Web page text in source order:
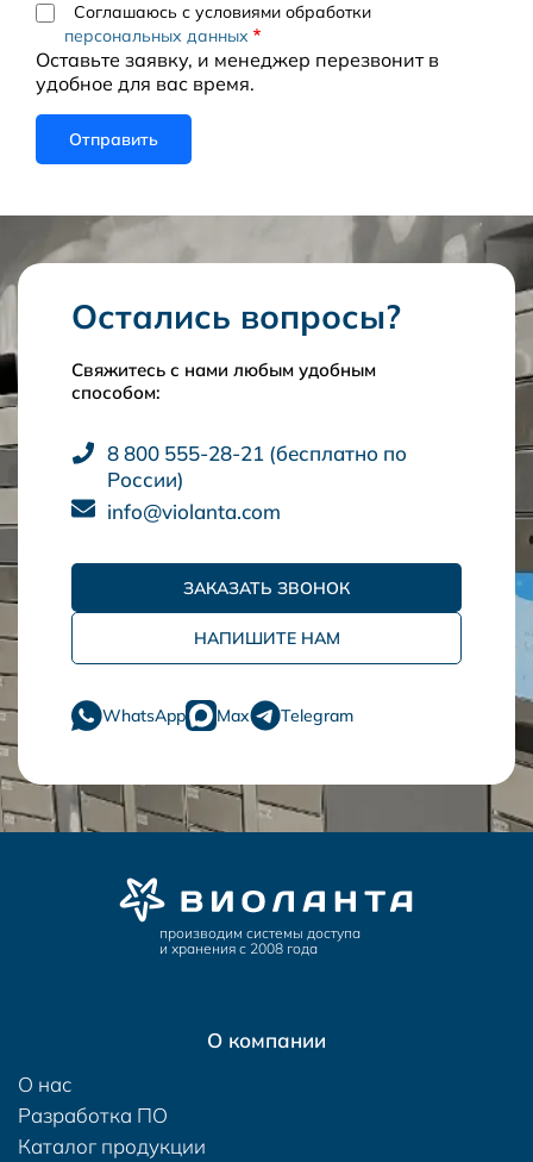
Соглашаюсь с условиями обработки
персональных данных
Оставьте заявку, и менеджер перезвонит в
удобное для вас время.
Остались вопросы?
Свяжитесь с нами любым удобным
способом:
8 800 555-28-21 (бесплатно по
России)
info@violanta.com
ЗАКАЗАТЬ ЗВОНОК
НАПИШИТЕ НАМ
WhatsApp Max Telegram
производим системы доступа
и хранения с 2008 года
О компании
О нас
Разработка ПО
Каталог продукции